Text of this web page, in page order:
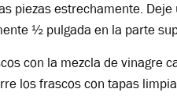
piezas estrechamente. Deje
½ pulgada en la parte
con la mezcla de vinagre
los frascos con tapas